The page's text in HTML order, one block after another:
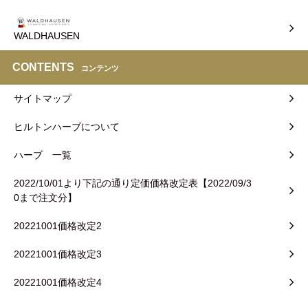
WALDHAUSEN
CONTENTS コンテンツ
サイトマップ
ヒルトンハーブについて
ハーブ 一覧
2022/10/01より下記の通り定価価格改定表【2022/09/3
0まで注文分】
20221001価格改定2
20221001価格改定3
20221001価格改定4